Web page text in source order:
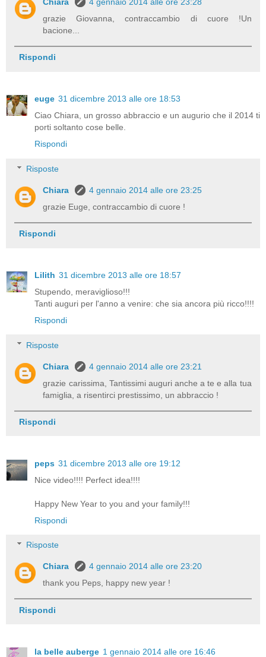
Chiara
4 gennaio 2014 alle ore 23:28
grazie Giovanna, contraccambio di cuore !Un
bacione...
Rispondi
euge 31 dicembre 2013 alle ore 18:53
Ciao Chiara, un grosso abbraccio e un augurio che il 2014 ti
porti soltanto cose belle.
Rispondi
Risposte
Chiara
4 gennaio 2014 alle ore 23:25
grazie Euge, contraccambio di cuore !
Rispondi
Lilith 31 dicembre 2013 alle ore 18:57
Stupendo, meraviglioso!!!
Tanti auguri per l'anno a venire: che sia ancora più ricco!!!!
Rispondi
Risposte
Chiara
4 gennaio 2014 alle ore 23:21
grazie carissima, Tantissimi auguri anche a te e alla tua
famiglia, a risentirci prestissimo, un abbraccio !
Rispondi
peps 31 dicembre 2013 alle ore 19:12
Nice video!!!! Perfect idea!!!!
Happy New Year to you and your family!!!
Rispondi
Risposte
Chiara
4 gennaio 2014 alle ore 23:20
thank you Peps, happy new year !
Rispondi
la belle auberge 1 gennaio 2014 alle ore 16:46